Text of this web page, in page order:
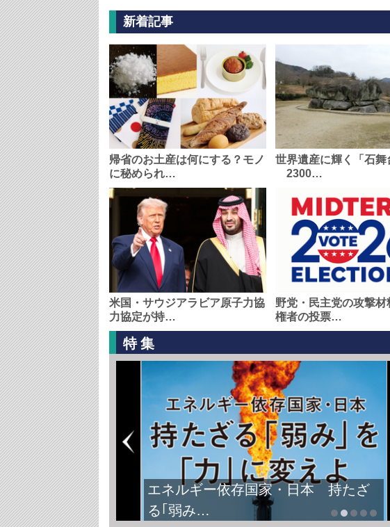
新着記事
帰省のお土産は何にする？モノ
に秘められ…
世界遺産に輝く「石舞
2300…
米国・サウジアラビア原子力協
力協定が持…
野党・民主党の攻撃材
権者の投票…
特集
エネルギー依存国家・日本 持たざ
る｢弱み…